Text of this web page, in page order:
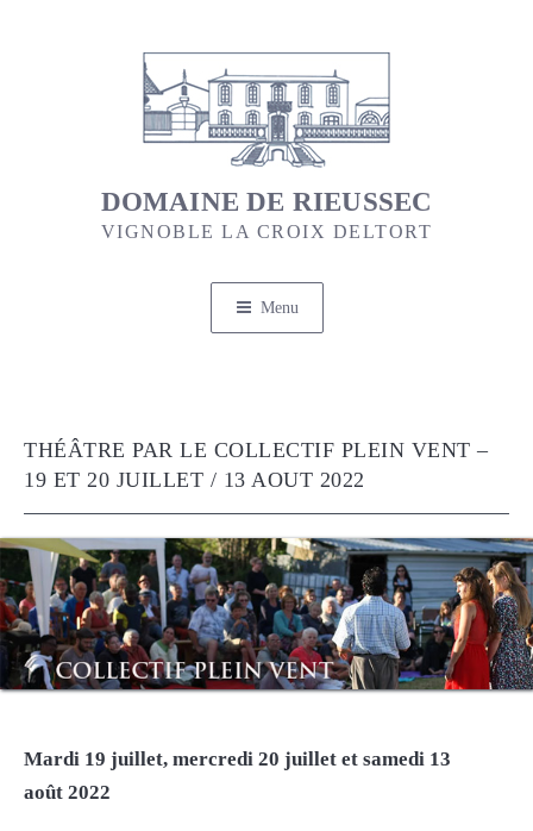
DOMAINE DE RIEUSSEC
VIGNOBLE LA CROIX DELTORT
Menu
THÉÂTRE PAR LE COLLECTIF PLEIN VENT –
19 ET 20 JUILLET / 13 AOUT 2022
Mardi 19 juillet, mercredi 20 juillet et samedi 13
août 2022